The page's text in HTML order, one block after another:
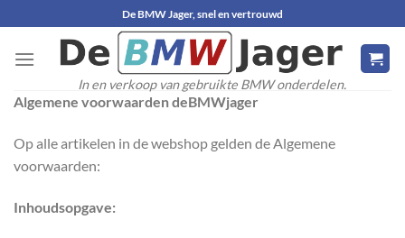
naar
inhoud
De BMW Jager, snel en vertrouwd
In en verkoop van gebruikte BMW onderdelen.
Algemene voorwaarden deBMWjager
Op alle artikelen in de webshop gelden de Algemene
voorwaarden:
Inhoudsopgave: